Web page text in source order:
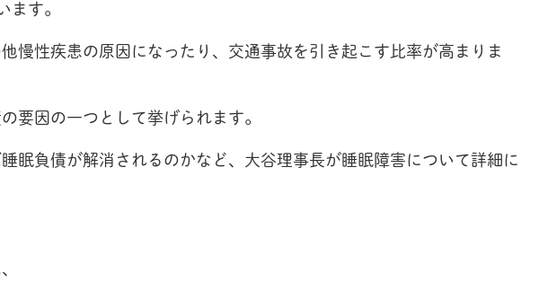
ます。
慢性疾患の原因になったり、交通事故を引き起こす比率が高まりま
要因の一つとして挙げられます。
眠負債が解消されるのかなど、大谷理事長が睡眠障害について詳細に